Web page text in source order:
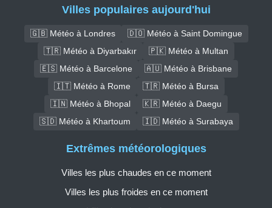
Villes populaires aujourd'hui
🇬🇧 Météo à Londres
🇩🇴 Météo à Saint Domingue
🇹🇷 Météo à Diyarbakır
🇵🇰 Météo à Multan
🇪🇸 Météo à Barcelone
🇦🇺 Météo à Brisbane
🇮🇹 Météo à Rome
🇹🇷 Météo à Bursa
🇮🇳 Météo à Bhopal
🇰🇷 Météo à Daegu
🇸🇩 Météo à Khartoum
🇮🇩 Météo à Surabaya
Extrêmes météorologiques
Villes les plus chaudes en ce moment
Villes les plus froides en ce moment